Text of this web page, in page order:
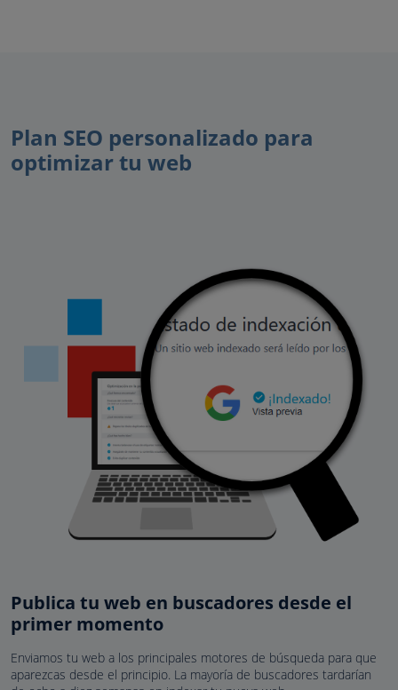
Plan SEO personalizado para
optimizar tu web
Publica tu web en buscadores desde el
primer momento
Enviamos tu web a los principales motores de búsqueda para que
aparezcas desde el principio. La mayoría de buscadores tardarían